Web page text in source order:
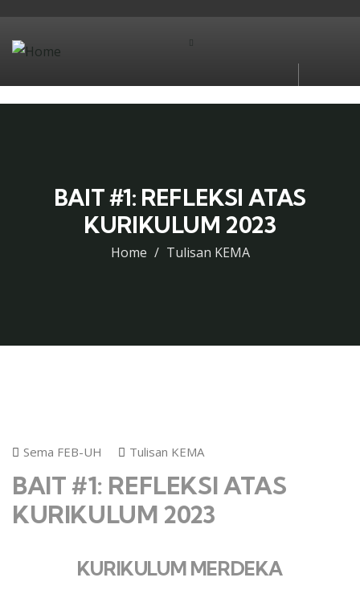
BAIT #1: REFLEKSI ATAS
KURIKULUM 2023
Home Tulisan KEMA
Sema FEB-UH Tulisan KEMA
BAIT #1: REFLEKSI ATAS
KURIKULUM 2023
KURIKULUM MERDEKA